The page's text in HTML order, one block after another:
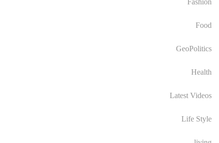
Fashion
Food
GeoPolitics
Health
Latest Videos
Life Style